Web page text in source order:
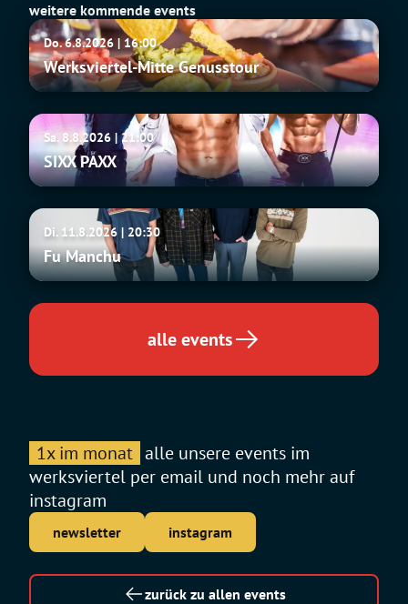
weitere kommende events
Werksviertel-
Mitte
Genusstour
Do. 6.8.2026 | 16:00
Werksviertel-Mitte Genusstour
SIXX
PAXXSa. 8.8.2026 | 21:00
SIXX PAXX
Fu
Manchu
Di. 11.8.2026 | 20:30
Fu Manchu
alle events
1x im monat alle unsere events im
werksviertel per email und noch mehr auf
instagram
newsletter instagram
zurück zu allen events